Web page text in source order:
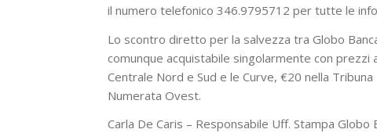
il numero telefonico 346.9795712 per tutte le
Lo scontro diretto per la salvezza tra Globo
comunque acquistabile singolarmente con
Centrale Nord e Sud e le Curve, €20 nella
Numerata Ovest.
Carla De Caris – Responsabile Uff. Stampa